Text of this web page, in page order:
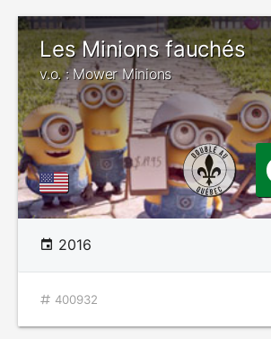
Les Minions fauchés
v.o. : Mower Minions
2016
400932